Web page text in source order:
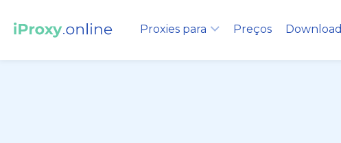
Proxies para Preços Download